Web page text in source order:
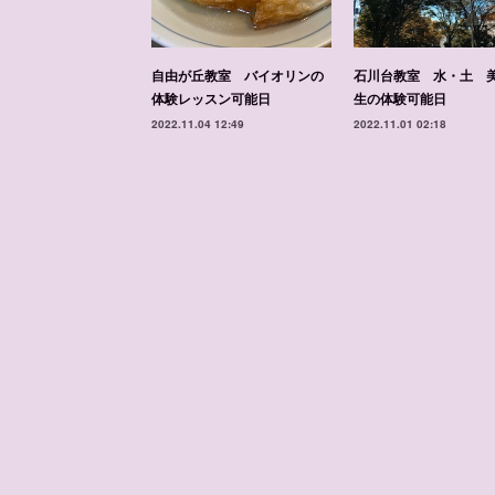
自由が丘教室 バイオリンの
体験レッスン可能日
2022.11.04 12:49
石川台教室 水・土
生の体験可能日
2022.11.01 02:18